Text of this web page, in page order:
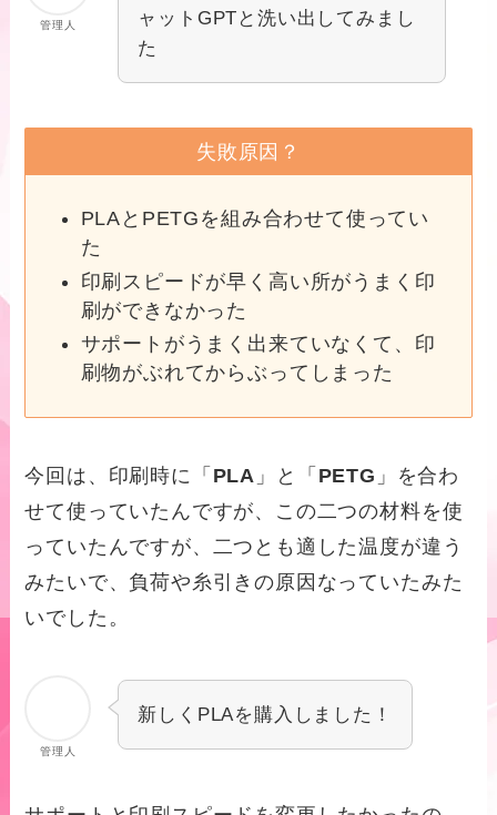
管理人
ャットGPTと洗い出してみまし
た
失敗原因？
PLAとPETGを組み合わせて使ってい
た
印刷スピードが早く高い所がうまく印
刷ができなかった
サポートがうまく出来ていなくて、印
刷物がぶれてからぶってしまった
今回は、印刷時に「 PLA 」と「 PETG 」を合わ
せて使っていたんですが、この二つの材料を使
っていたんですが、二つとも適した温度が違う
みたいで、負荷や糸引きの原因なっていたみた
いでした。
管理人
新しくPLAを購入しました！